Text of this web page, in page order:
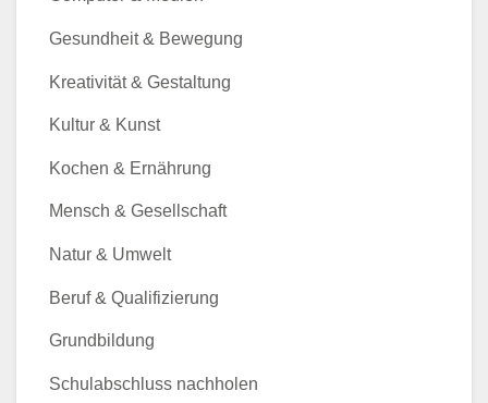
Gesundheit & Bewegung
Kreativität & Gestaltung
Kultur & Kunst
Kochen & Ernährung
Mensch & Gesellschaft
Natur & Umwelt
Beruf & Qualifizierung
Grundbildung
Schulabschluss nachholen